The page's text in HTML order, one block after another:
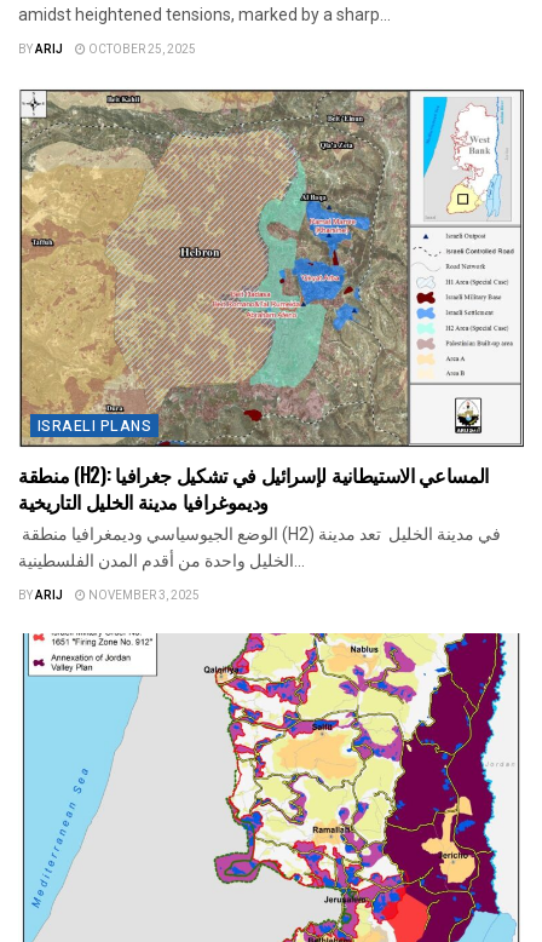
amidst heightened tensions, marked by a sharp...
BYARIJ OCTOBER 25, 2025
ISRAELI PLANS
منطقة (H2): المساعي الاستيطانية لإسرائيل في تشكيل جغرافيا
وديموغرافيا مدينة الخليل التاريخية
BYARIJ NOVEMBER 3, 2025